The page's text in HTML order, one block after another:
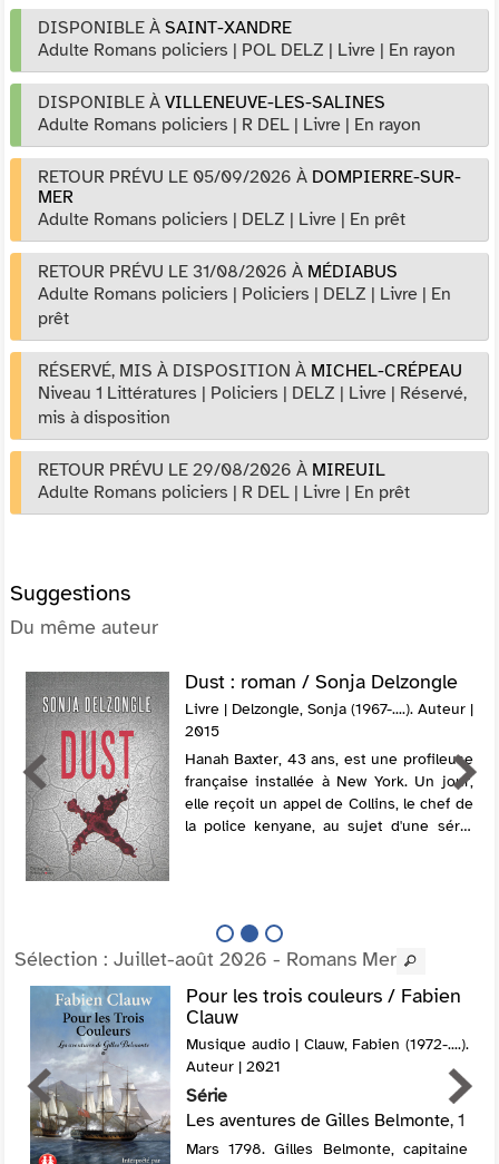
DISPONIBLE À SAINT-XANDRE
Adulte Romans policiers | POL DELZ | Livre | En rayon
DISPONIBLE À VILLENEUVE-LES-SALINES
Adulte Romans policiers | R DEL | Livre | En rayon
RETOUR PRÉVU LE 05/09/2026 À DOMPIERRE-SUR-
MER
Adulte Romans policiers | DELZ | Livre | En prêt
RETOUR PRÉVU LE 31/08/2026 À MÉDIABUS
Adulte Romans policiers | Policiers | DELZ | Livre | En
prêt
RÉSERVÉ, MIS À DISPOSITION À MICHEL-CRÉPEAU
Niveau 1 Littératures | Policiers | DELZ | Livre | Réservé,
mis à disposition
RETOUR PRÉVU LE 29/08/2026 À MIREUIL
Adulte Romans policiers | R DEL | Livre | En prêt
Suggestions
Du même auteur
Dust : roman / Sonja Delzongle
Livre | Delzongle, Sonja (1967-....). Auteur |
2015
Hanah Baxter, 43 ans, est une profileuse
française installée à New York. Un jour,
elle reçoit un appel de Collins, le chef de
la police kenyane, au sujet d'une série
Sélection : Juillet-août 2026 - Romans Mer
Pour les trois couleurs / Fabien
Clauw
Musique audio | Clauw, Fabien (1972-....).
Auteur | 2021
Série
Les aventures de Gilles Belmonte, 1
Mars 1798. Gilles Belmonte, capitaine